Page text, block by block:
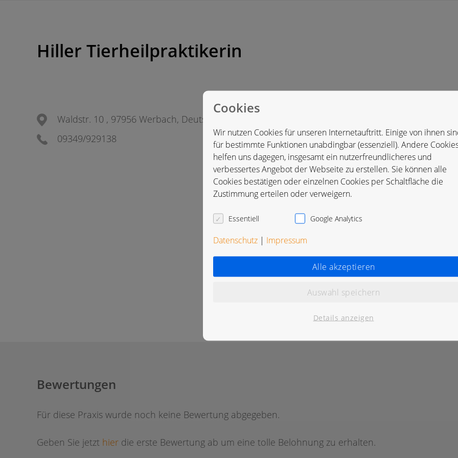
Hiller Tierheilpraktikerin
Waldstr. 10 , 97956 Werbach, Deutschland
09349/929138
Bewertungen
Für diese Praxis wurde noch keine Bewertung abgegeben.
Geben Sie jetzt hier die erste Bewertung ab um eine tolle Belohnung zu erhalten.
Cookies
Wir nutzen Cookies für unseren Internetauftritt. Einige von ihnen
für bestimmte Funktionen unabdingbar (essenziell). Andere
helfen uns dagegen, insgesamt ein nutzerfreundlicheres und
verbessertes Angebot der Webseite zu erstellen. Sie können alle
Cookies bestätigen oder einzelnen Cookies per Schaltfläche die
Zustimmung erteilen oder verweigern.
Essentiell Google Analytics
Datenschutz | Impressum
Alle akzeptieren
Auswahl speichern
Details anzeigen